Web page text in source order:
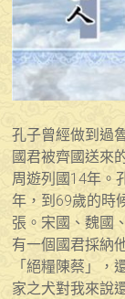
孔子曾經做到過
國君被齊國送來
周遊列國14年。
年，到69歲的時
張。宋國、魏國
有一個國君採納
「絕糧陳蔡」，
家之犬對我來說